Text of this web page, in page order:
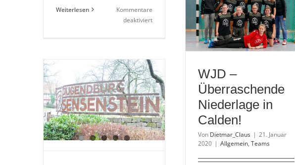
Weiterlesen
Kommentare
deaktiviertfür
Its
rain
again
WJD –
Überraschende
Niederlage in
Calden!
Von Dietmar_Claus | 21. Januar
2020 | Allgemein, Teams